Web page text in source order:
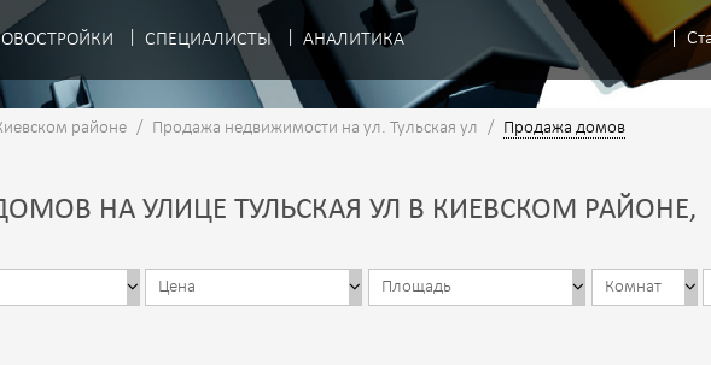
СПЕЦИАЛИСТЫ АНАЛИТИКА
районе / Продажа недвижимости на ул. Тульская ул / Продажа домов
НА УЛИЦЕ ТУЛЬСКАЯ УЛ В КИЕВСКОМ РАЙОНЕ,